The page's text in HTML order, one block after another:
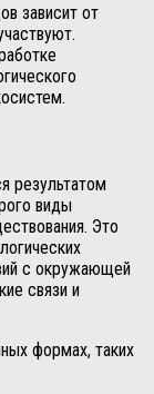
зависит от
результатом
виды
Это
с окружающей
связи и
формах, таких